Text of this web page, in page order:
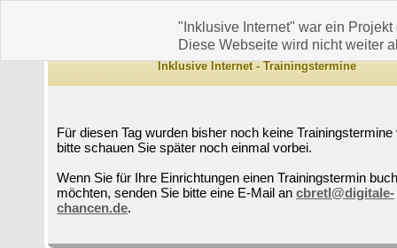
"Inklusive Internet" war ein
Diese Webseite wird nicht weiter
Inklusive Internet - Trainingstermine
Für diesen Tag wurden bisher noch keine Trainingstermine
bitte schauen Sie später noch einmal vorbei.
Wenn Sie für Ihre Einrichtungen einen Trainingstermin
möchten, senden Sie bitte eine E-Mail an cbretl@digitale-
chancen.de.